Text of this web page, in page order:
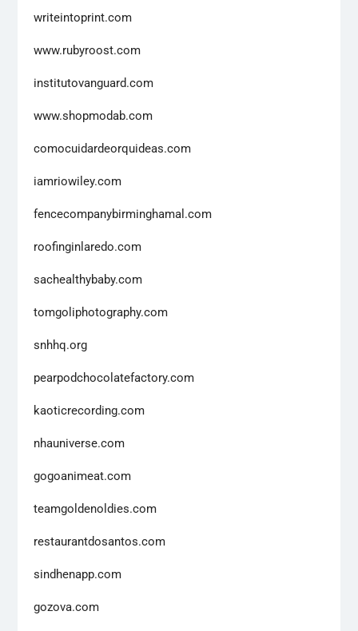
writeintoprint.com
www.rubyroost.com
institutovanguard.com
www.shopmodab.com
comocuidardeorquideas.com
iamriowiley.com
fencecompanybirminghamal.com
roofinginlaredo.com
sachealthybaby.com
tomgoliphotography.com
snhhq.org
pearpodchocolatefactory.com
kaoticrecording.com
nhauniverse.com
gogoanimeat.com
teamgoldenoldies.com
restaurantdosantos.com
sindhenapp.com
gozova.com